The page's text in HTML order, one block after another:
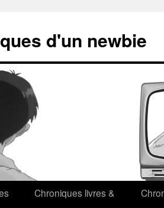
d'un newbie
Chroniques livres &